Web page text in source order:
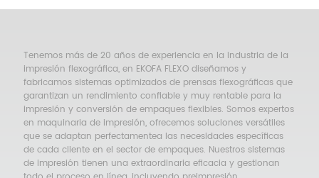
Tenemos más de 20 años de experiencia en la industria de la
impresión flexográfica, en EKOFA FLEXO diseñamos y
fabricamos sistemas optimizados de prensas flexográficas que
garantizan un rendimiento confiable y muy rentable para la
impresión y conversión de empaques flexibles. Somos expertos
en maquinaria de impresión, ofrecemos soluciones versátiles
que se adaptan perfectamentea las necesidades específicas
de cada cliente en el sector de empaques. Nuestros sistemas
de impresión tienen una extraordinaria eficacia y gestionan